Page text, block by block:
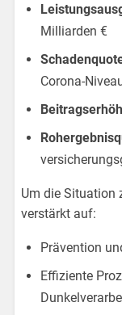
Milliarden €
Corona-
Um die Situation
verstärkt auf:
Prävention
Effiziente